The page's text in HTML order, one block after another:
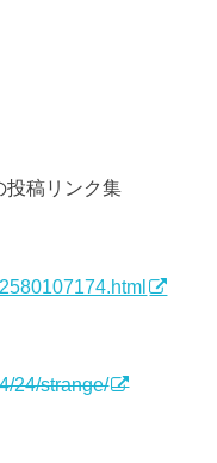
稿リンク集
24/strange/